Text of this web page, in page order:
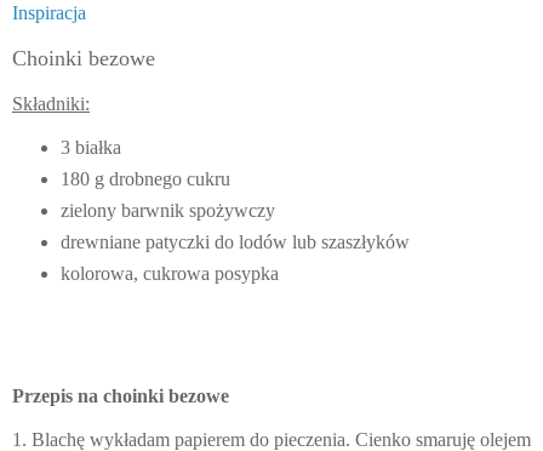
Inspiracja
Choinki bezowe
Składniki:
3 białka
180 g drobnego cukru
zielony barwnik spożywczy
drewniane patyczki do lodów lub szaszłyków
kolorowa, cukrowa posypka
Przepis na choinki bezowe
1. Blachę wykładam papierem do pieczenia. Cienko smaruję olejem